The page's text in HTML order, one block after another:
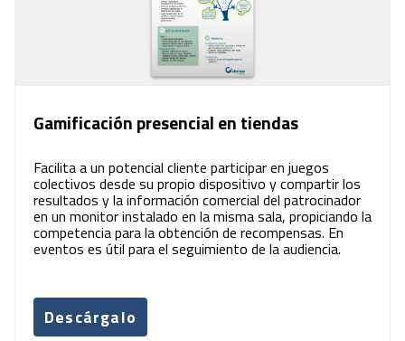
Gamificación presencial en tiendas
Facilita a un potencial cliente participar en juegos
colectivos desde su propio dispositivo y compartir los
resultados y la información comercial del patrocinador
en un monitor instalado en la misma sala, propiciando la
competencia para la obtención de recompensas. En
eventos es útil para el seguimiento de la audiencia.
Descárgalo